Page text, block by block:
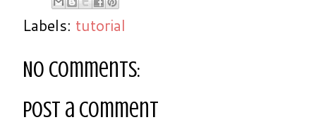
Labels: tutorial
No comments:
Post a Comment